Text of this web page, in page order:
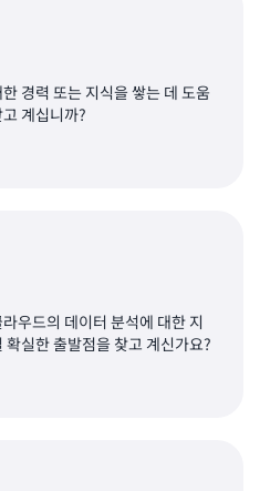
경력 또는 지식을 쌓는 데 도움
계십니까?
우드의 데이터 분석에 대한 지
실한 출발점을 찾고 계신가요?